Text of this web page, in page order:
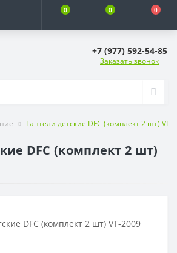
0 0 0
+7 (977) 592-54-85
Заказать звонок
Гантели детские DFC (комплект 2 шт) VT-
DFC (комплект 2 шт)